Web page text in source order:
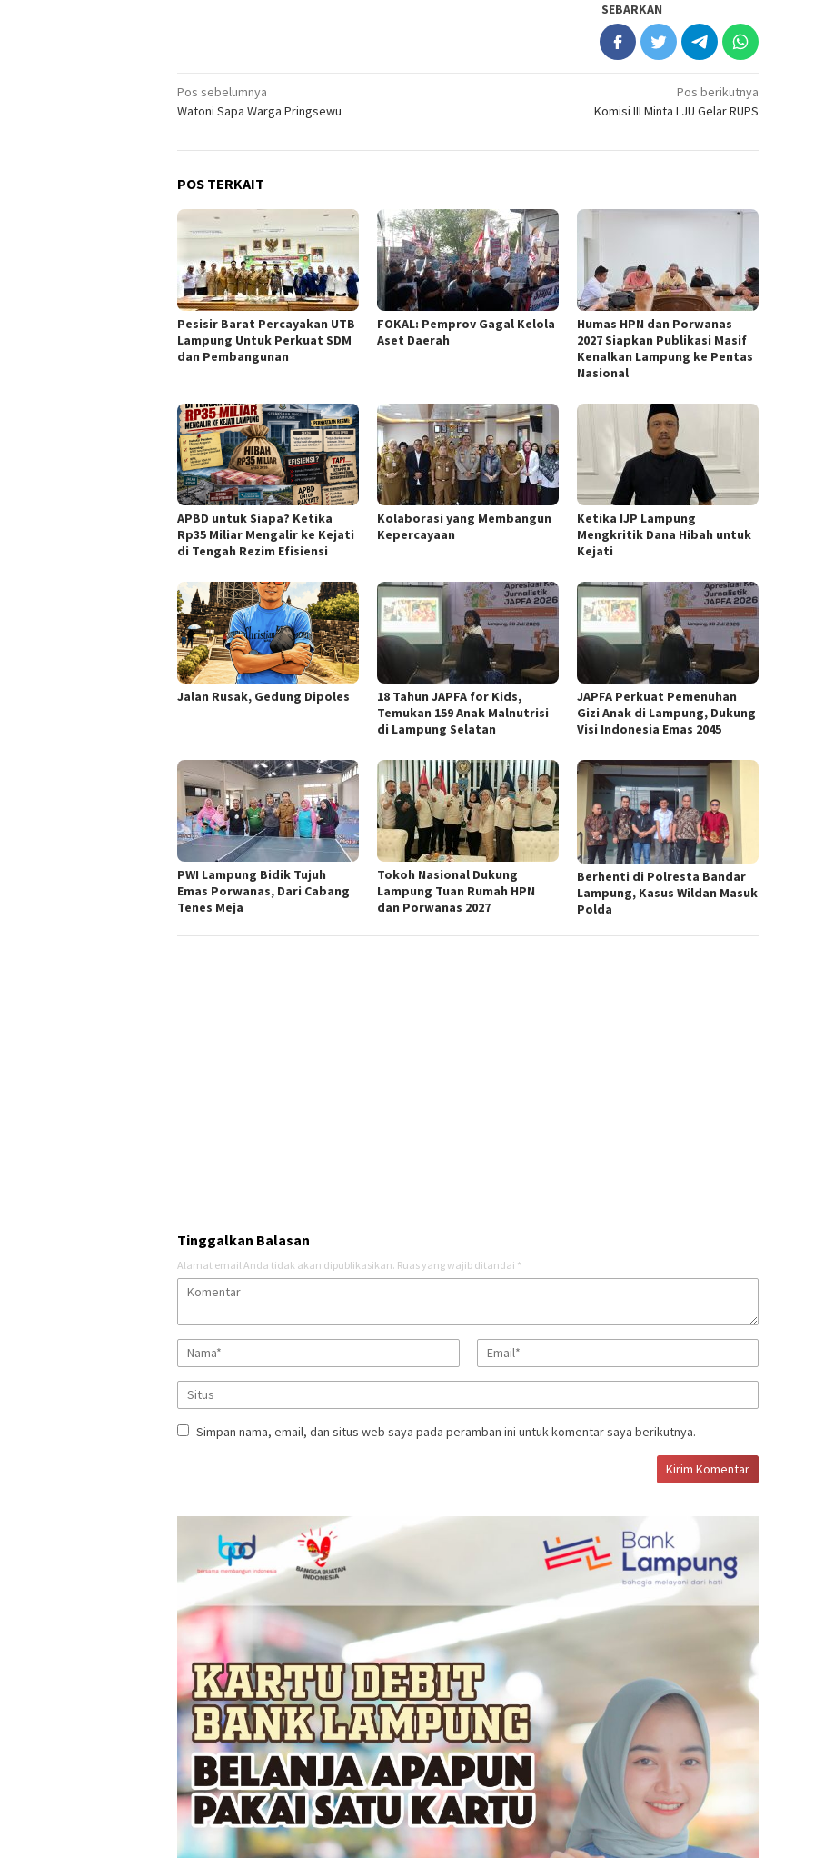
SEBARKAN
Navigasi
pos
Pos sebelumnya
Watoni Sapa Warga Pringsewu
Pos berikutnya
Komisi III Minta LJU Gelar RUPS
POS TERKAIT
Pesisir Barat Percayakan UTB
Lampung Untuk Perkuat SDM
dan Pembangunan
FOKAL: Pemprov Gagal Kelola
Aset Daerah
Humas HPN dan Porwanas
2027 Siapkan Publikasi Masif
Kenalkan Lampung ke Pentas
Nasional
APBD untuk Siapa? Ketika
Rp35 Miliar Mengalir ke Kejati
di Tengah Rezim Efisiensi
Kolaborasi yang Membangun
Kepercayaan
Ketika IJP Lampung
Mengkritik Dana Hibah untuk
Kejati
Jalan Rusak, Gedung Dipoles
18 Tahun JAPFA for Kids,
Temukan 159 Anak Malnutrisi
di Lampung Selatan
JAPFA Perkuat Pemenuhan
Gizi Anak di Lampung, Dukung
Visi Indonesia Emas 2045
PWI Lampung Bidik Tujuh
Emas Porwanas, Dari Cabang
Tenes Meja
Tokoh Nasional Dukung
Lampung Tuan Rumah HPN
dan Porwanas 2027
Berhenti di Polresta Bandar
Lampung, Kasus Wildan Masuk
Polda
Tinggalkan Balasan
Alamat email Anda tidak akan dipublikasikan. Ruas yang wajib ditandai *
Simpan nama, email, dan situs web saya pada peramban ini untuk komentar saya berikutnya.